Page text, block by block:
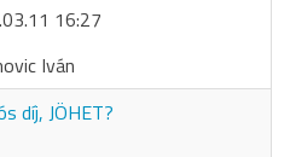
16:27
Iván
díj, JÖHET?